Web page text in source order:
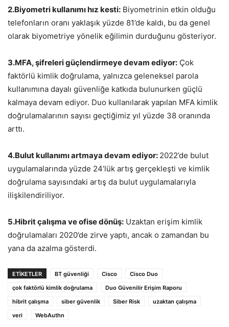
2.Biyometri kullanımı hız kesti: Biyometrinin etkin olduğu
telefonların oranı yaklaşık yüzde 81’de kaldı, bu da genel
olarak biyometriye yönelik eğilimin durduğunu gösteriyor.
3.MFA, şifreleri güçlendirmeye devam ediyor: Çok
faktörlü kimlik doğrulama, yalnızca geleneksel parola
kullanımına dayalı güvenliğe katkıda bulunurken güçlü
kalmaya devam ediyor. Duo kullanılarak yapılan MFA kimlik
doğrulamalarının sayısı geçtiğimiz yıl yüzde 38 oranında
arttı.
4.Bulut kullanımı artmaya devam ediyor: 2022’de bulut
uygulamalarında yüzde 24’lük artış gerçekleşti ve kimlik
doğrulama sayısındaki artış da bulut uygulamalarıyla
ilişkilendiriliyor.
5.Hibrit çalışma ve ofise dönüş: Uzaktan erişim kimlik
doğrulamaları 2020’de zirve yaptı, ancak o zamandan bu
yana da azalma gösterdi.
ETIKETLER BT güvenliği Cisco
Cisco Duo
çok faktörlü kimlik doğrulama
Duo Güvenilir Erişim Raporu
hibrit çalışma
siber güvenlik Siber Risk
uzaktan çalışma
veri
WebAuthn